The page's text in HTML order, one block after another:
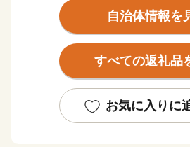
が笑顔になれる「最幸のまち か
まざまな取組を進めています。
このような本市を「ぜひ応援した
の想いを「ふるさと納税」にのせ
ればと存じます。
自治体情報を
すべての返礼品
お気に入りに